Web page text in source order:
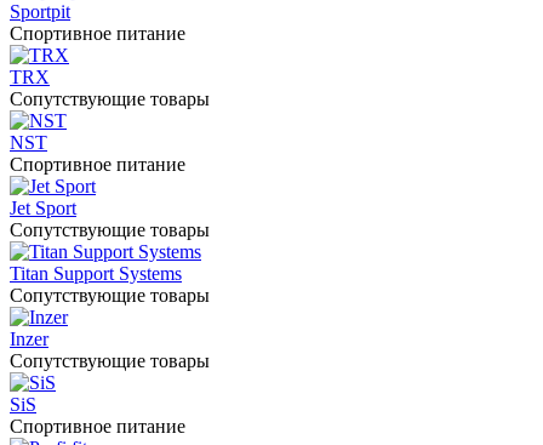
Sportpit
Спортивное питание
TRX
Сопутствующие товары
NST
Спортивное питание
Jet Sport
Сопутствующие товары
Titan Support Systems
Сопутствующие товары
Inzer
Сопутствующие товары
SiS
Спортивное питание